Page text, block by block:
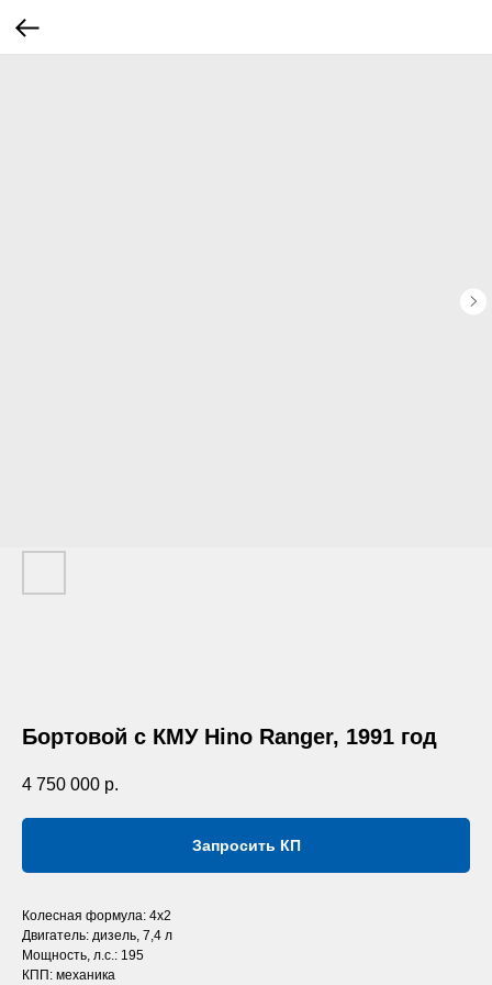
Бортовой с КМУ Hino Ranger, 1991 год
4 750 000 р.
Запросить КП
Колесная формула: 4х2
Двигатель: дизель, 7,4 л
Мощность, л.с.: 195
КПП: механика